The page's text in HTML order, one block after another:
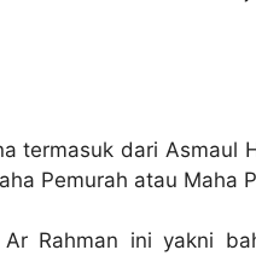
termasuk dari Asmaul
Pemurah atau Maha
Rahman ini yakni